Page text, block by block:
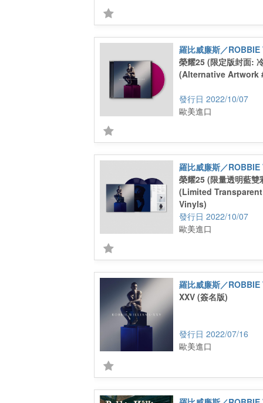
羅比威廉斯／
榮耀25 (限定版封面:
(Alternative Artwork
2022/10/07
歐美進口
羅比威廉斯／
榮耀25 (限量透明藍雙
(Limited
Vinyls)
2022/10/07
歐美進口
羅比威廉斯／
XXV (簽名版)
2022/07/16
歐美進口